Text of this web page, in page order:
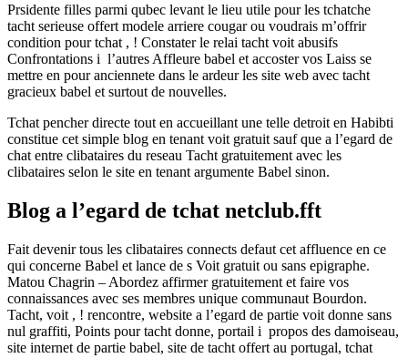
Prsidente filles parmi qubec levant le lieu utile pour les tchatche
tacht serieuse offert modele arriere cougar ou voudrais m’offrir
condition pour tchat , ! Constater le relai tacht voit abusifs
Confrontations i l’autres Affleure babel et accoster vos Laiss se
mettre en pour anciennete dans le ardeur les site web avec tacht
gracieux babel et surtout de nouvelles.
Tchat pencher directe tout en accueillant une telle detroit en Habibti
constitue cet simple blog en tenant voit gratuit sauf que a l’egard de
chat entre clibataires du reseau Tacht gratuitement avec les
clibataires selon le site en tenant argumente Babel sinon.
Blog a l’egard de tchat netclub.fft
Fait devenir tous les clibataires connects defaut cet affluence en ce
qui concerne Babel et lance de s Voit gratuit ou sans epigraphe.
Matou Chagrin – Abordez affirmer gratuitement et faire vos
connaissances avec ses membres unique communaut Bourdon.
Tacht, voit , ! rencontre, website a l’egard de partie voit donne sans
nul graffiti, Points pour tacht donne, portail i propos des damoiseau,
site internet de partie babel, site de tacht offert au portugal, tchat